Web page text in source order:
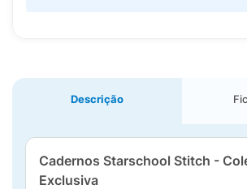
Descrição
Cadernos Starschool Stitch -
Exclusiva